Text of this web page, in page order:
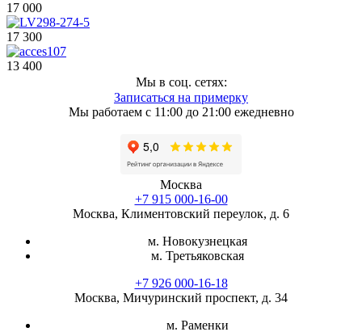
17 000
17 300
13 400
Мы в соц. сетях:
Записаться на примерку
Мы работаем с 11:00 до 21:00 ежедневно
Москва
+7 915 000-16-00
Москва, Климентовский переулок, д. 6
м. Новокузнецкая
м. Третьяковская
+7 926 000-16-18
Москва, Мичуринский проспект, д. 34
м. Раменки